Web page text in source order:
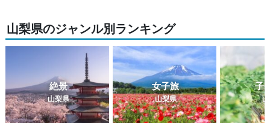
山梨県のジャンル別ランキング
絶景
山梨県
女子旅
山梨県
子